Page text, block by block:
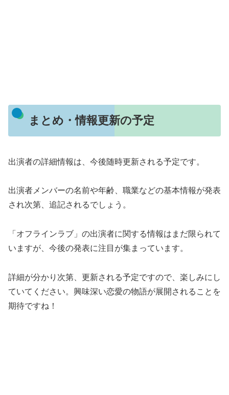
まとめ・情報更新の予定
出演者の詳細情報は、今後随時更新される予定です。
出演者メンバーの名前や年齢、職業などの基本情報が発表
され次第、追記されるでしょう。
「オフラインラブ」の出演者に関する情報はまだ限られて
いますが、今後の発表に注目が集まっています。
詳細が分かり次第、更新される予定ですので、楽しみにし
ていてください。興味深い恋愛の物語が展開されることを
期待ですね！